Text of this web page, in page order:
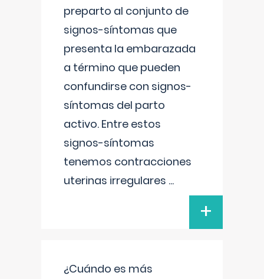
preparto al conjunto de
signos-síntomas que
presenta la embarazada
a término que pueden
confundirse con signos-
síntomas del parto
activo. Entre estos
signos-síntomas
tenemos contracciones
uterinas irregulares ...
+
¿Cuándo es más